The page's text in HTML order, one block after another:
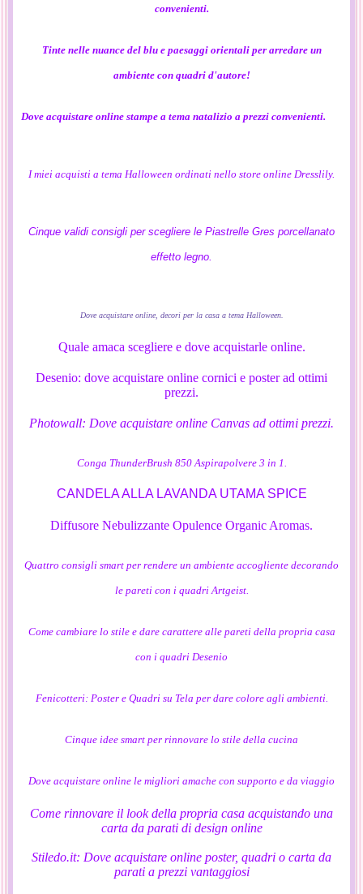
convenienti.
Tinte nelle nuance del blu e paesaggi orientali per arredare un
ambiente con quadri d'autore!
Dove acquistare online stampe a tema natalizio a prezzi convenienti.
I miei acquisti a tema Halloween ordinati nello store online Dresslily.
Cinque validi consigli per scegliere le Piastrelle Gres porcellanato
effetto legno.
Dove acquistare online, decori per la casa a tema Halloween.
Quale amaca scegliere e dove acquistarle online.
Desenio: dove acquistare online cornici e poster ad ottimi
prezzi.
Photowall: Dove acquistare online Canvas ad ottimi prezzi.
Conga ThunderBrush 850 Aspirapolvere 3 in 1.
CANDELA ALLA LAVANDA UTAMA SPICE
Diffusore Nebulizzante Opulence Organic Aromas.
Quattro consigli smart per rendere un ambiente accogliente decorando
le pareti con i quadri Artgeist.
Come cambiare lo stile e dare carattere alle pareti della propria casa
con i quadri Desenio
Fenicotteri: Poster e Quadri su Tela per dare colore agli ambienti.
Cinque idee smart per rinnovare lo stile della cucina
Dove acquistare online le migliori amache con supporto e da viaggio
Come rinnovare il look della propria casa acquistando una
carta da parati di design online
Stiledo.it: Dove acquistare online poster, quadri o carta da
parati a prezzi vantaggiosi